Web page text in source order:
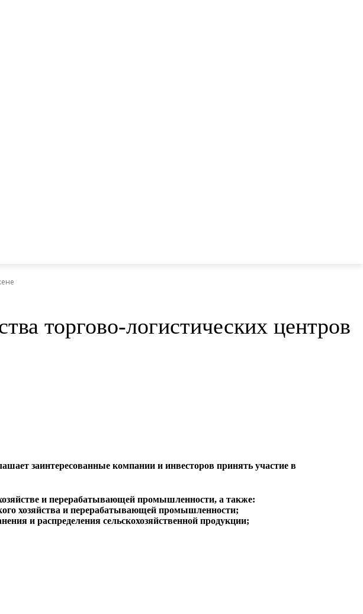
торгово-логистических центров
заинтересованные компании и инвесторов принять участие в
и перерабатывающей промышленности, а также:
хозяйства и перерабатывающей промышленности;
и распределения сельскохозяйственной продукции;